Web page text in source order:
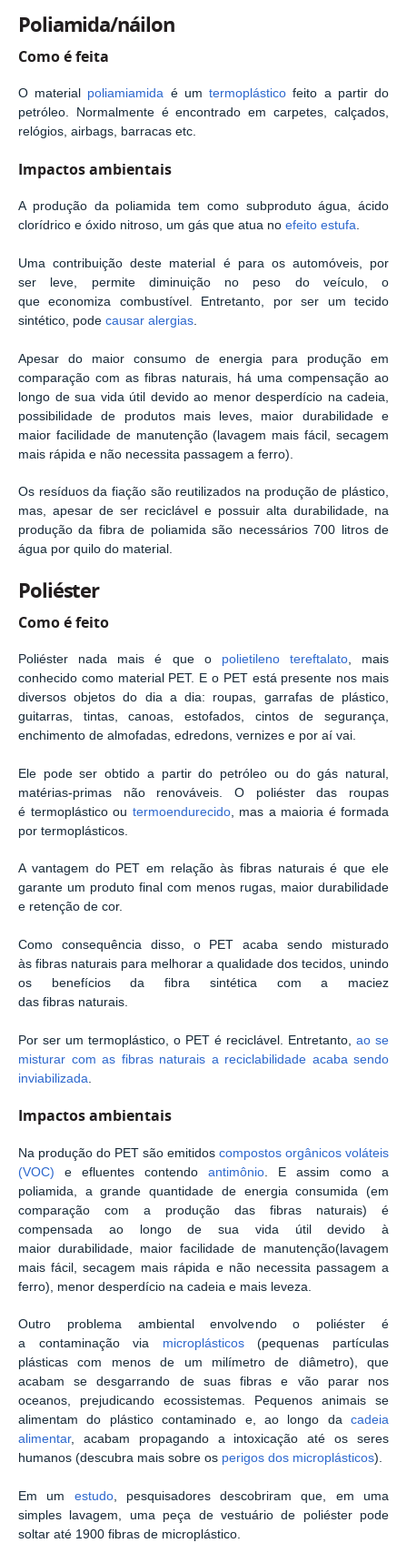
Poliamida/náilon
Como é feita
O material poliamiamida é umtermoplástico feito a partir do
petróleo. Normalmente é encontrado em carpetes, calçados,
relógios, airbags, barracas etc.
Impactos ambientais
A produção da poliamida tem como subproduto água, ácido
clorídrico e óxido nitroso, um gás que atua no efeito estufa.
Uma contribuição deste material é para os automóveis, por
ser leve, permite diminuição no peso do veículo, o
que economiza combustível. Entretanto, por ser um tecido
sintético, pode causar alergias
Apesar do maior consumo de energia para produção em
comparação com as fibras naturais, há uma compensação ao
longo de sua vida útil devido ao menor desperdício na cadeia,
possibilidade de produtos mais leves, maior durabilidade e
maior facilidade de manutenção (lavagem mais fácil, secagem
mais rápida e não necessita passagem a ferro).
Os resíduos da fiação são reutilizados na produção de plástico,
mas, apesar de ser reciclável e possuir alta durabilidade, na
produção da fibra de poliamida são necessários 700 litros de
água por quilo do material.
Poliéster
Como é feito
Poliéster nada mais é que o polietileno tereftalato, mais
conhecido como material PET. E o PET está presente nos mais
diversos objetos do dia a dia: roupas, garrafas de plástico,
guitarras, tintas, canoas, estofados, cintos de segurança,
enchimento de almofadas, edredons, vernizes e por aí vai.
Ele pode ser obtido a partir do petróleo ou do gás natural,
matérias-primas não renováveis. O poliéster das roupas
é termoplástico ou termoendurecido, mas a maioria é formada
por termoplásticos.
A vantagem do PET em relação às fibras naturais é que ele
garante um produto final com menos rugas, maior durabilidade
e retenção de cor.
Como consequência disso, o PET acaba sendo misturado
às fibras naturais para melhorar a qualidade dos tecidos, unindo
os benefícios da fibra sintética com a maciez
das fibras naturais.
Por ser um termoplástico, o PET é reciclável. Entretanto, ao se
misturar com as fibras naturais a reciclabilidade acaba sendo
inviabilizada
Impactos ambientais
Na produção do PET são emitidos compostos orgânicos voláteis
(VOC) e efluentes contendo antimônio . E assim como a
poliamida, a grande quantidade de energia consumida (em
comparação com a produção das fibras naturais) é
compensada ao longo de sua vida útil devido à
maior durabilidade, maior facilidade de manutenção(lavagem
mais fácil, secagem mais rápida e não necessita passagem a
ferro), menor desperdício na cadeia e mais leveza.
Outro problema ambiental envolvendo o poliéster é
a contaminação via microplásticos(pequenas partículas
plásticas com menos de um milímetro de diâmetro), que
acabam se desgarrando de suas fibras e vão parar nos
oceanos, prejudicando ecossistemas. Pequenos animais se
alimentam do plástico contaminado e, ao longo da cadeia
alimentar, acabam propagando a intoxicação até os seres
humanos (descubra mais sobre os perigos dos microplásticos).
Em um estudo, pesquisadores descobriram que, em uma
simples lavagem, uma peça de vestuário de poliéster pode
soltar até 1900 fibras de microplástico.